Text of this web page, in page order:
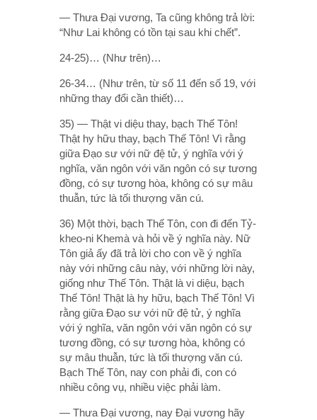
— Thưa Ðại vương, Ta cũng không trả lời:
“Như Lai không có tồn tại sau khi chết”.
24-25)… (Như trên)…
26-34… (Như trên, từ số 11 đến số 19, với
những thay đổi cần thiết)…
35) — Thật vi diệu thay, bạch Thế Tôn!
Thật hy hữu thay, bạch Thế Tôn! Vì rằng
giữa Ðạo sư với nữ đệ tử, ý nghĩa với ý
nghĩa, văn ngôn với văn ngôn có sự tương
đồng, có sự tương hòa, không có sự mâu
thuẫn, tức là tối thượng văn cú.
36) Một thời, bạch Thế Tôn, con đi đến Tỷ-
kheo-ni Khemà và hỏi về ý nghĩa này. Nữ
Tôn giả ấy đã trả lời cho con về ý nghĩa
này với những câu này, với những lời này,
giống như Thế Tôn. Thật là vi diệu, bạch
Thế Tôn! Thật là hy hữu, bạch Thế Tôn! Vì
rằng giữa Ðạo sư với nữ đệ tử, ý nghĩa
với ý nghĩa, văn ngôn với văn ngôn có sự
tương đồng, có sự tương hòa, không có
sự mâu thuẫn, tức là tối thượng văn cú.
Bạch Thế Tôn, nay con phải đi, con có
nhiều công vụ, nhiều việc phải làm.
— Thưa Ðại vương, nay Ðại vương hãy